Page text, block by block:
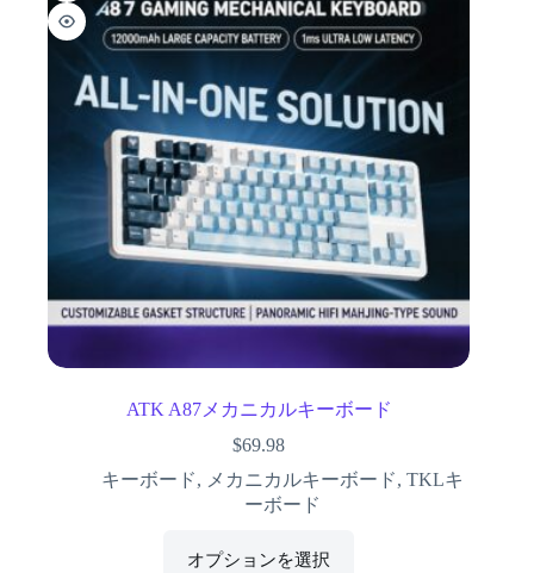
ATK A87メカニカルキーボード
$69.98
キーボード, メカニカルキーボード,TKLキ
ーボード
オプションを選択